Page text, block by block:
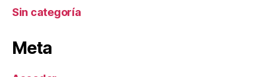
Sin categoría
Meta